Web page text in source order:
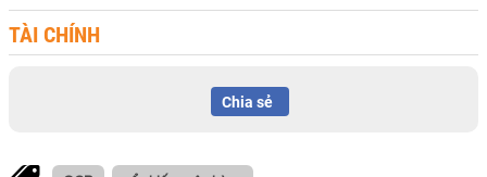
TÀI CHÍNH
Chia sẻ